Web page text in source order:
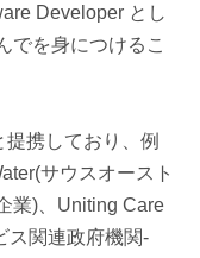
Developer とし
でを身につけるこ
携しており、例
サウスオースト
業)、Uniting Care
ス関連政府機関-